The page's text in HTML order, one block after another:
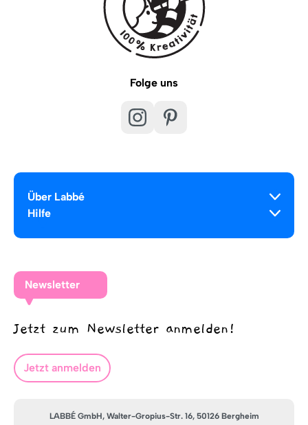
Folge uns
Über Labbé
Hilfe
Newsletter
Jetzt zum Newsletter anmelden!
Jetzt anmelden
LABBÉ GmbH, Walter-Gropius-Str. 16, 50126 Bergheim